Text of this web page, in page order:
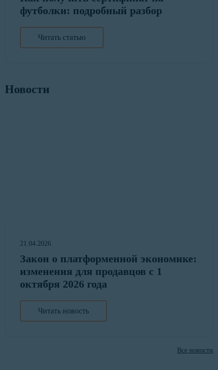
футболки: подробный разбор
Читать статью
Новости
21.04.2026
Закон о платформенной экономике:
изменения для продавцов с 1
октября 2026 года
Читать новость
Все новости